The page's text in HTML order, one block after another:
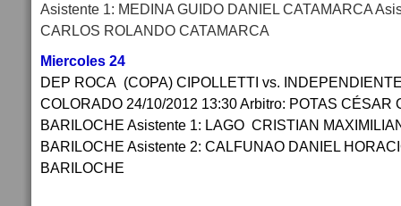
Asistente 1: MEDINA GUIDO DANIEL CATAMARCA
CARLOS ROLANDO CATAMARCA
Miercoles 24
DEP ROCA (COPA) CIPOLLETTI vs.
COLORADO 24/10/2012 13:30 Arbitro: POTAS CÉSAR
BARILOCHE Asistente 1: LAGO CRISTIAN
BARILOCHE Asistente 2: CALFUNAO DANIEL
BARILOCHE